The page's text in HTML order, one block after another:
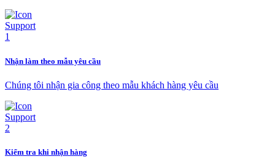
Nhận làm theo mẫu yêu cầu
Chúng tôi nhận gia công theo mẫu khách hàng yêu cầu
Kiểm tra khi nhận hàng